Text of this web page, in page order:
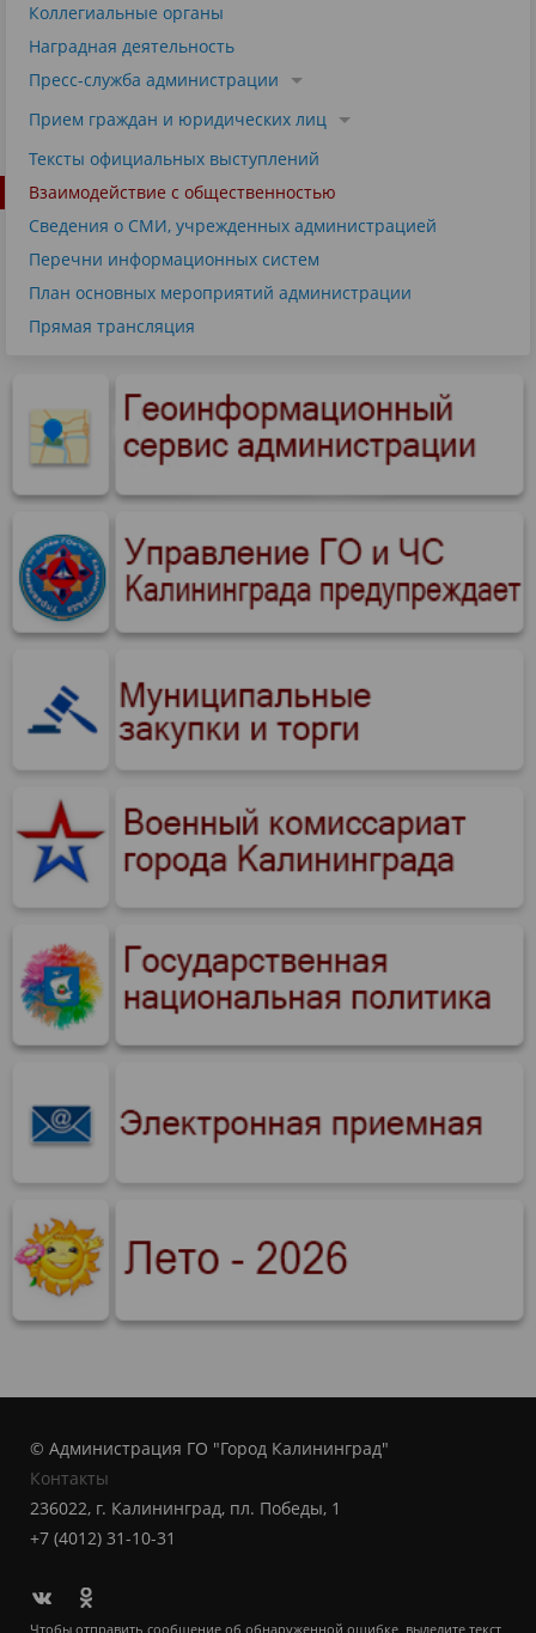
Коллегиальные органы
Наградная деятельность
Пресс-служба администрации
Прием граждан и юридических лиц
Тексты официальных выступлений
Взаимодействие с общественностью
Сведения о СМИ, учрежденных администрацией
Перечни информационных систем
План основных мероприятий администрации
Прямая трансляция
© Администрация ГО "Город Калининград"
Контакты
236022, г. Калининград, пл. Победы, 1
+7 (4012) 31-10-31
Чтобы отправить сообщение об обнаруженной ошибке, выделите текст